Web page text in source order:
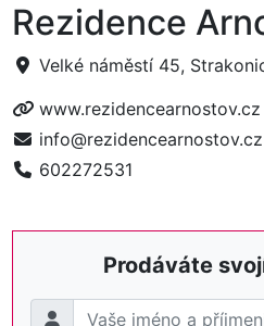
Rezidence
Velké náměstí 45,
www.rezidencearnostov.cz
info@rezidencearnostov.cz
602272531
Prodáváte